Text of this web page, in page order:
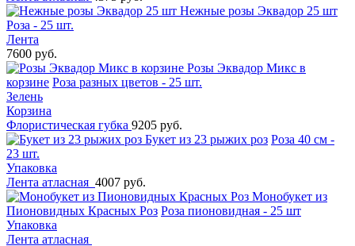
Нежные розы Эквадор 25 шт
Роза - 25 шт.
Лента
7600 руб.
Розы Эквадор Микс в
корзине Роза разных цветов - 25 шт.
Зелень
Корзина
Флористическая губка 9205 руб.
Букет из 23 рыжих роз Роза 40 см -
23 шт.
Упаковка
Лента атласная 4007 руб.
Монобукет из
Пионовидных Красных Роз Роза пионовидная - 25 шт
Упаковка
Лента атласная